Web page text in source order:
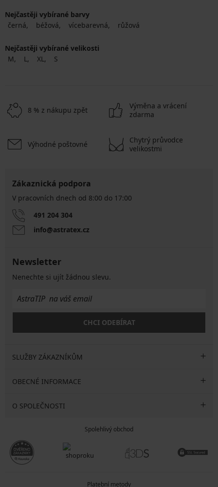
Nejčastěji vybírané barvy
černá
béžová vícebarevná růžová
Nejčastěji vybírané velikosti
M
L XL S
8 % z nákupu zpět
Výměna a vrácení
zdarma
Výhodné poštovné
Chytrý průvodce
velikostmi
Zákaznická podpora
V pracovních dnech od 8:00 do 17:00
491 204 304
info@astratex.cz
Newsletter
Nenechte si ujít žádnou slevu.
CHCI ODEBÍRAT
SLUŽBY ZÁKAZNÍKŮM
OBECNÉ INFORMACE
O SPOLEČNOSTI
Spolehlivý obchod
Platební metody